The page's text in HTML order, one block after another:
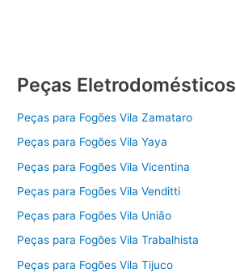
Peças Eletrodomésticos
Peças para Fogões Vila Zamataro
Peças para Fogões Vila Yaya
Peças para Fogões Vila Vicentina
Peças para Fogões Vila Venditti
Peças para Fogões Vila União
Peças para Fogões Vila Trabalhista
Peças para Fogões Vila Tijuco